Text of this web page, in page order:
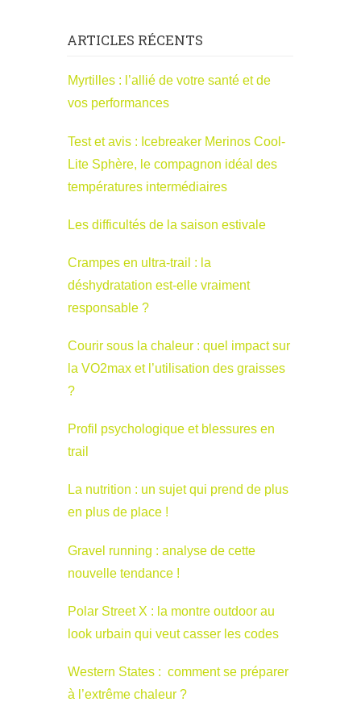
ARTICLES RÉCENTS
Myrtilles : l’allié de votre santé et de
vos performances
Test et avis : Icebreaker Merinos Cool-
Lite Sphère, le compagnon idéal des
températures intermédiaires
Les difficultés de la saison estivale
Crampes en ultra-trail : la
déshydratation est-elle vraiment
responsable ?
Courir sous la chaleur : quel impact sur
la VO2max et l’utilisation des graisses
?
Profil psychologique et blessures en
trail
La nutrition : un sujet qui prend de plus
en plus de place !
Gravel running : analyse de cette
nouvelle tendance !
Polar Street X : la montre outdoor au
look urbain qui veut casser les codes
Western States : comment se préparer
à l’extrême chaleur ?